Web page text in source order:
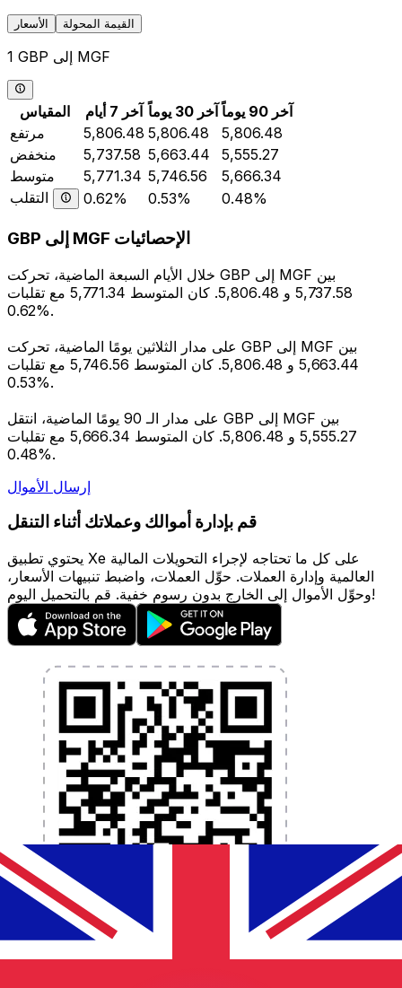
الأسعار القيمة المحولة
1 GBP إلى MGF
المقياس آخر 7 أيام آخر 30 يوماً
آخر 90 يوماً
مرتفع
5,806.48 5,806.48
5,806.48
منخفض
5,737.58 5,663.44
5,555.27
متوسط
5,771.34 5,746.56
5,666.34
التقلب
0.62% 0.53% 0.48%
GBP إلى MGF الإحصائيات
خلال الأيام السبعة الماضية، تحركت GBP إلى MGF بين
5,737.58 و 5,806.48. كان المتوسط 5,771.34 مع تقلبات
0.62%.
على مدار الثلاثين يومًا الماضية، تحركت GBP إلى MGF بين
5,663.44 و 5,806.48. كان المتوسط 5,746.56 مع تقلبات
0.53%.
على مدار الـ 90 يومًا الماضية، انتقل GBP إلى MGF بين
5,555.27 و 5,806.48. كان المتوسط 5,666.34 مع تقلبات
0.48%.
إرسال الأموال
قم بإدارة أموالك وعملاتك أثناء التنقل
يحتوي تطبيق Xe على كل ما تحتاجه لإجراء التحويلات المالية
العالمية وإدارة العملات. حوِّل العملات، واضبط تنبيهات الأسعار،
وحوِّل الأموال إلى الخارج بدون رسوم خفية. قم بالتحميل اليوم!